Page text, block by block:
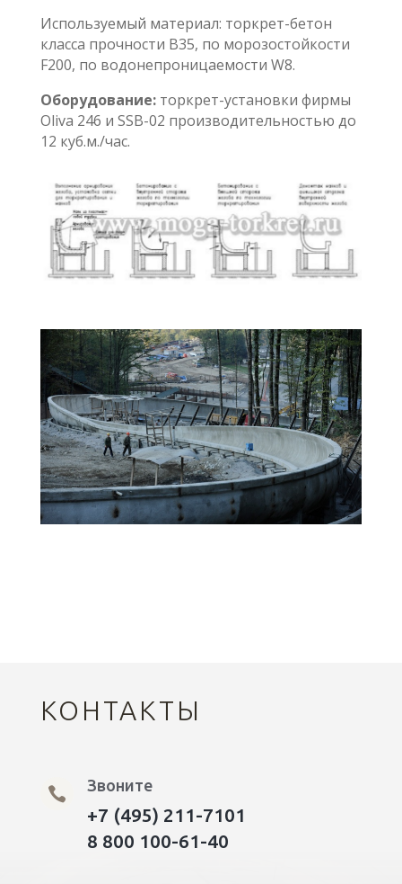
Используемый материал: торкрет-бетон
класса прочности B35, по морозостойкости
F200, по водонепроницаемости W8.
Оборудование:торкрет-установки фирмы
Oliva 246 и SSB-02 производительностью до
12 куб.м./час.
КОНТАКТЫ
 Звоните
+7 (495) 211-7101
8 800 100-61-40